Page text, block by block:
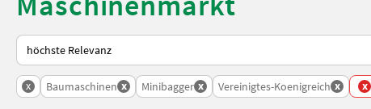
So wird auf Landwirt.com sortiert
x Baumaschinen x Minibagger x Vereinigtes-Koenigreich x x